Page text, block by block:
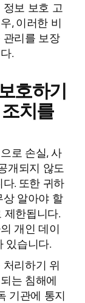
보 보호 고
, 이러한 비
관리를 보장
.
호하기
치를
로 손실, 사
개되지 않도
. 또한 귀하
알아야 할
제한됩니다.
개인 데이
있습니다.
리하기 위
는 침해에
기관에 통지